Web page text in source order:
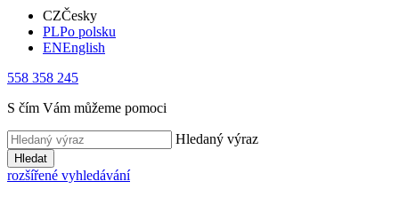
CZČesky
PLPo polsku
ENEnglish
558 358 245
S čím Vám můžeme pomoci
Hledaný výraz
Hledat
rozšířené vyhledávání